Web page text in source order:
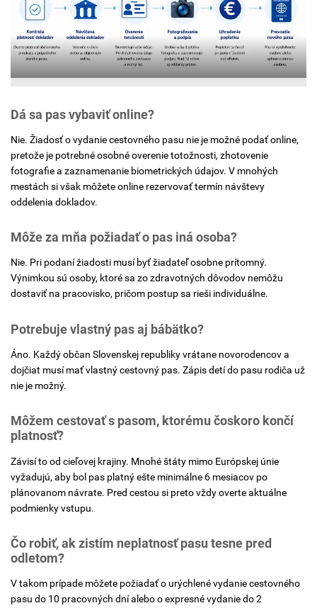
Dá sa pas vybaviť online?
Nie. Žiadosť o vydanie cestovného pasu nie je možné podať online,
pretože je potrebné osobné overenie totožnosti, zhotovenie
fotografie a zaznamenanie biometrických údajov. V mnohých
mestách si však môžete online rezervovať termín návštevy
oddelenia dokladov.
Môže za mňa požiadať o pas iná osoba?
Nie. Pri podaní žiadosti musí byť žiadateľ osobne prítomný.
Výnimkou sú osoby, ktoré sa zo zdravotných dôvodov nemôžu
dostaviť na pracovisko, pričom postup sa rieši individuálne.
Potrebuje vlastný pas aj bábätko?
Áno. Každý občan Slovenskej republiky vrátane novorodencov a
dojčiat musí mať vlastný cestovný pas. Zápis detí do pasu rodiča už
nie je možný.
Môžem cestovať s pasom, ktorému čoskoro končí
platnosť?
Závisí to od cieľovej krajiny. Mnohé štáty mimo Európskej únie
vyžadujú, aby bol pas platný ešte minimálne 6 mesiacov po
plánovanom návrate. Pred cestou si preto vždy overte aktuálne
podmienky vstupu.
Čo robiť, ak zistím neplatnosť pasu tesne pred
odletom?
V takom prípade môžete požiadať o urýchlené vydanie cestovného
pasu do 10 pracovných dní alebo o expresné vydanie do 2